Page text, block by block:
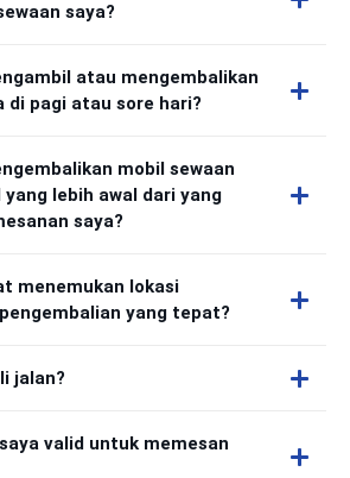
saya?
atau mengembalikan
di pagi atau sore hari?
mobil sewaan
lebih awal dari yang
saya?
menemukan lokasi
yang tepat?
jalan?
valid untuk memesan